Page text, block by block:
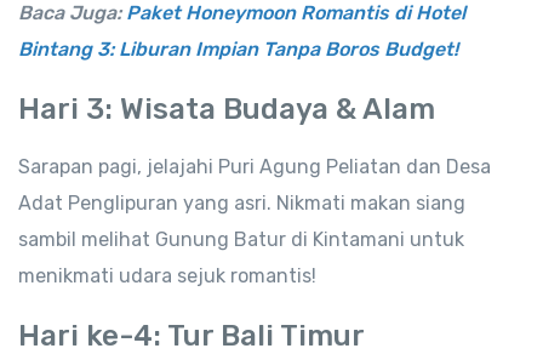
Baca Juga: Paket Honeymoon Romantis di Hotel
Bintang 3: Liburan Impian Tanpa Boros Budget!
Hari 3: Wisata Budaya & Alam
Sarapan pagi, jelajahi Puri Agung Peliatan dan Desa
Adat Penglipuran yang asri. Nikmati makan siang
sambil melihat Gunung Batur di Kintamani untuk
menikmati udara sejuk romantis!
Hari ke-4: Tur Bali Timur